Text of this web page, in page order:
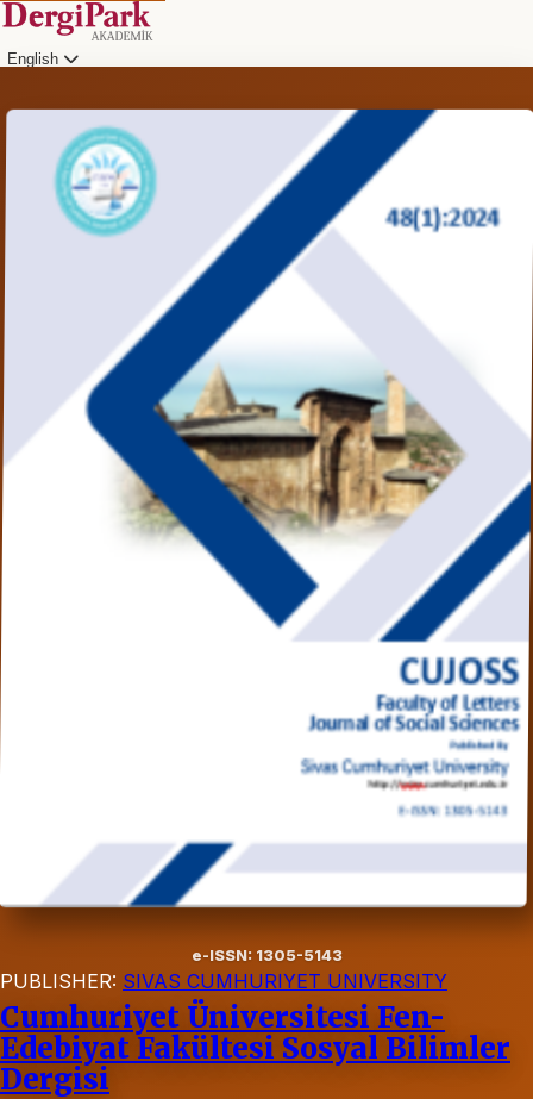
English
e-ISSN: 1305-5143
PUBLISHER: SIVAS CUMHURIYET UNIVERSITY
Cumhuriyet Üniversitesi Fen-
Edebiyat Fakültesi Sosyal Bilimler
Dergisi